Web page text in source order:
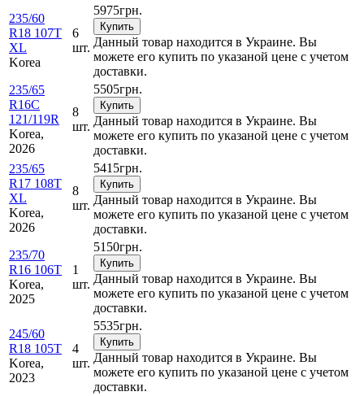
235/60
R18 107T
XL
Korea
6
шт.
5975грн.
Купить
Данный товар находится в Украине. Вы
можете его купить по указаной цене с учетом
доставки.
235/65
R16C
121/119R
Korea,
2026
8
шт.
5505грн.
Купить
Данный товар находится в Украине. Вы
можете его купить по указаной цене с учетом
доставки.
235/65
R17 108T
XL
Korea,
2026
8
шт.
5415грн.
Купить
Данный товар находится в Украине. Вы
можете его купить по указаной цене с учетом
доставки.
235/70
R16 106T
Korea,
2025
1
шт.
5150грн.
Купить
Данный товар находится в Украине. Вы
можете его купить по указаной цене с учетом
доставки.
245/60
R18 105T
Korea,
2023
4
шт.
5535грн.
Купить
Данный товар находится в Украине. Вы
можете его купить по указаной цене с учетом
доставки.